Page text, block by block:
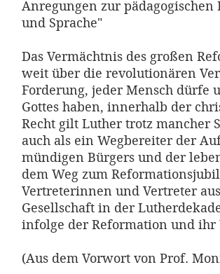
Anregungen zur
und Sprache"
Das Vermächtnis des großen
weit über die revolutionären
Forderung, jeder Mensch dürfe
Gottes haben, innerhalb der
Recht gilt Luther trotz mancher
auch als ein Wegbereiter der
mündigen Bürgers und der
dem Weg zum
Vertreterinnen und Vertreter
Gesellschaft in der
infolge der Reformation und
(Aus dem Vorwort von Prof.